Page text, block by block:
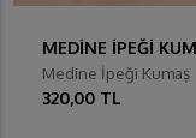
MEDİNE İPEĞİ
Medine İpeği Kumaş
320,00 TL